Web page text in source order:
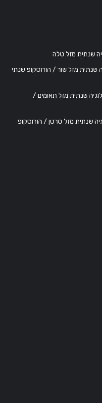
שנתית מזל שור / הורוסקופ שנתי
אסטרולוגיה שנתית מזל תאומים /
שנתית מזל סרטן / הורוסקופ